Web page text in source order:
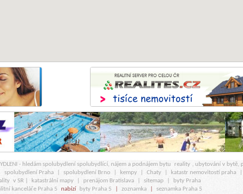
- hledám spolubydlení spolubydlící, nájem a podnájem bytu reality
, ubytování v bytě,
spolubydlení Praha spolubydlení Brno kempy Chaty katastr nemovitostí praha
v SR | katastrální mapy prenájom Bratislava sitemap
byty Praha
kanceláře Praha 5
nabízí byty Praha 5 zoznamka seznamka Praha 5